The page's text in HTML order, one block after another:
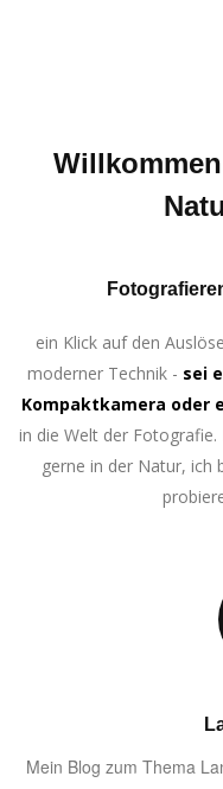
ein Klick auf den
moderner Technik - sei
Kompaktkamera oder
in die Welt der
gerne in der Natur, ich
Mein Blog zum Thema